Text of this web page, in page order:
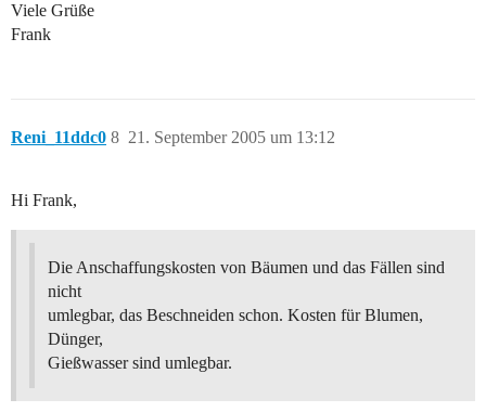
Viele Grüße
Frank
Reni_11ddc0 21. September 2005 um 13:12
8
Hi Frank,
Die Anschaffungskosten von Bäumen und das Fällen sind
nicht
umlegbar, das Beschneiden schon. Kosten für Blumen,
Dünger,
Gießwasser sind umlegbar.